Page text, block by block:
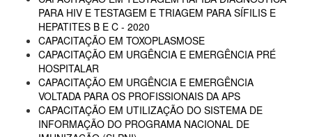
PARA HIV E TESTAGEM E TRIAGEM PARA SÍFILIS E
HEPATITES B E C - 2020
CAPACITAÇÃO EM TOXOPLASMOSE
CAPACITAÇÃO EM URGÊNCIA E EMERGÊNCIA PRÉ
HOSPITALAR
CAPACITAÇÃO EM URGÊNCIA E EMERGÊNCIA
VOLTADA PARA OS PROFISSIONAIS DA APS
CAPACITAÇÃO EM UTILIZAÇÃO DO SISTEMA DE
INFORMAÇÃO DO PROGRAMA NACIONAL DE